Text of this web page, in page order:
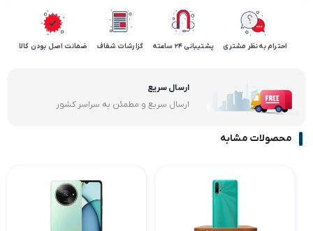
احترام به نظر مشتری پشتیبانی 24 ساعته گزارشات شفاف ضمانت اصل بودن کالا
ارسال سریع
ارسال سریع و مطمئن به سراسر کشور
محصولات مشابه